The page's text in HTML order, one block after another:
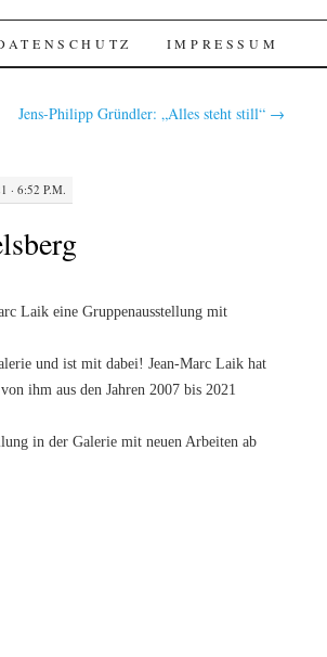
IMPRESSUM
Jens-Philipp Gründler: „Alles steht still“ →
· 6:52 P.M.
Laik eine Gruppenausstellung mit
und ist mit dabei! Jean-Marc Laik hat
ihm aus den Jahren 2007 bis 2021
in der Galerie mit neuen Arbeiten ab